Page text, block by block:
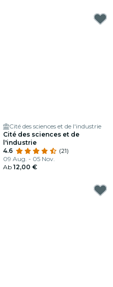
Cité des sciences et de l'industrie
Cité des sciences et de
l'industrie
4.6
(21)
09 Aug. - 05 Nov.
Ab 12,00 €